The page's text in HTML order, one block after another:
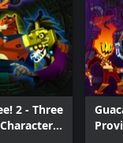
2 - Three